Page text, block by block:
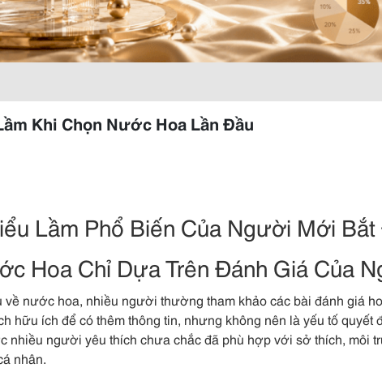
Khi Chọn Nước Hoa Lần Đầu
Lầm Phổ Biến Của Người Mới
Hoa Chỉ Dựa Trên Đánh Giá Của
về nước hoa, nhiều người thường tham khảo các bài đánh giá
hữu ích để có thêm thông tin, nhưng không nên là yếu tố quyết
nhiều người yêu thích chưa chắc đã phù hợp với sở thích, môi
nhân.